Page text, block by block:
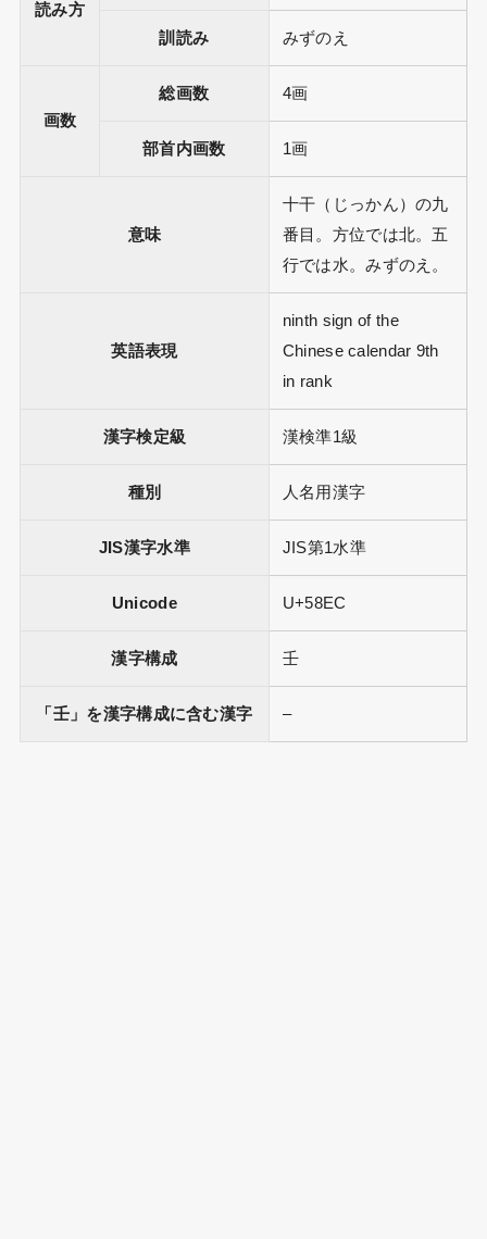
読み方
訓読み みずのえ
画数
総画数 4画
部首内画数 1画
意味
十干（じっかん）の九
番目。方位では北。五
行では水。みずのえ。
英語表現
ninth sign of the
Chinese calendar 9th
in rank
漢字検定級 漢検準1級
種別 人名用漢字
JIS漢字水準 JIS第1水準
Unicode U+58EC
漢字構成 壬
「壬」を漢字構成に含む漢字 –